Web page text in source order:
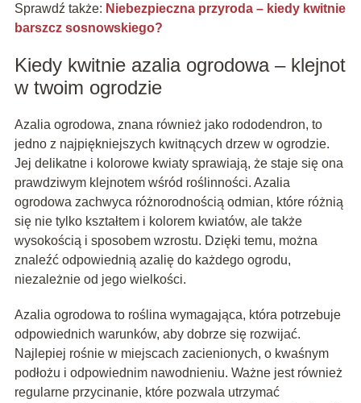
Sprawdź także: Niebezpieczna przyroda – kiedy kwitnie
barszcz sosnowskiego?
Kiedy kwitnie azalia ogrodowa – klejnot
w twoim ogrodzie
Azalia ogrodowa, znana również jako rododendron, to
jedno z najpiękniejszych kwitnących drzew w ogrodzie.
Jej delikatne i kolorowe kwiaty sprawiają, że staje się ona
prawdziwym klejnotem wśród roślinności. Azalia
ogrodowa zachwyca różnorodnością odmian, które różnią
się nie tylko kształtem i kolorem kwiatów, ale także
wysokością i sposobem wzrostu. Dzięki temu, można
znaleźć odpowiednią azalię do każdego ogrodu,
niezależnie od jego wielkości.
Azalia ogrodowa to roślina wymagająca, która potrzebuje
odpowiednich warunków, aby dobrze się rozwijać.
Najlepiej rośnie w miejscach zacienionych, o kwaśnym
podłożu i odpowiednim nawodnieniu. Ważne jest również
regularne przycinanie, które pozwala utrzymać